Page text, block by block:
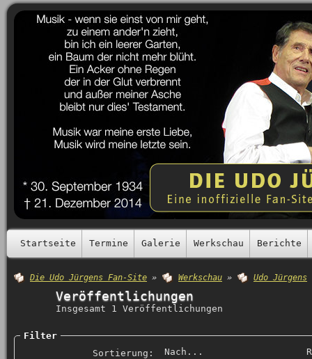
Startseite Termine Galerie Werkschau Berichte
Die Udo Jürgens Fan-Site » Werkschau » Udo Jürgens
Veröffentlichungen
Insgesamt 1 Veröffentlichungen
Filter
Sortierung:
Nach...